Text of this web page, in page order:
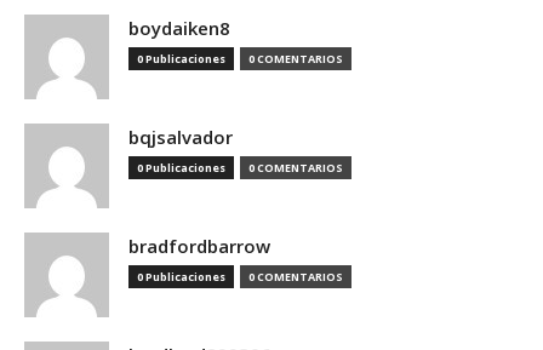
boydaiken8
0 Publicaciones 0 COMENTARIOS
bqjsalvador
0 Publicaciones 0 COMENTARIOS
bradfordbarrow
0 Publicaciones 0 COMENTARIOS